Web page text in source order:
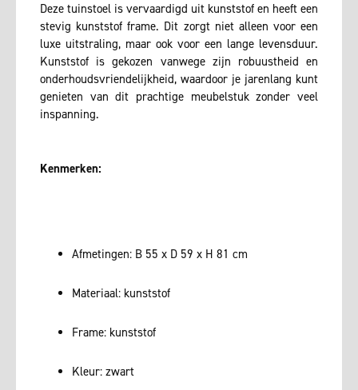
Deze tuinstoel is vervaardigd uit kunststof en heeft een
stevig kunststof frame. Dit zorgt niet alleen voor een
luxe uitstraling, maar ook voor een lange levensduur.
Kunststof is gekozen vanwege zijn robuustheid en
onderhoudsvriendelijkheid, waardoor je jarenlang kunt
genieten van dit prachtige meubelstuk zonder veel
inspanning.
Kenmerken:
Afmetingen: B 55 x D 59 x H 81 cm
Materiaal: kunststof
Frame: kunststof
Kleur: zwart